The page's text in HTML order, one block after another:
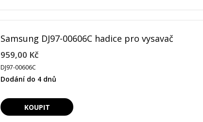
Samsung DJ97-00606C hadice pro vysavač
959,00 Kč
DJ97-00606C
Dodání do 4 dnů